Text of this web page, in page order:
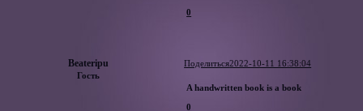
0
Поделиться2022-10-11 16:38:04
Beateripu
Гость
A handwritten book is a book
0